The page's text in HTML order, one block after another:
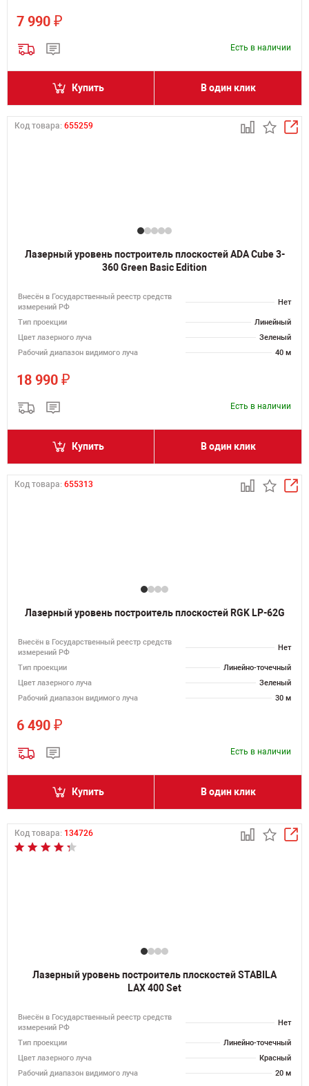
7 990 ₽
Есть в наличии
Купить В один клик
Код товара: 655259
Лазерный уровень построитель плоскостей ADA Cube 3-
360 Green Basic Edition
Внесён в Государственный реестр средств
измерений РФ
Нет
Тип проекции
Линейный
Цвет лазерного луча
Зеленый
Рабочий диапазон видимого луча
40 м
18 990 ₽
Есть в наличии
Купить В один клик
Код товара: 655313
Лазерный уровень построитель плоскостей RGK LP-62G
Внесён в Государственный реестр средств
измерений РФ
Нет
Тип проекции
Линейно-точечный
Цвет лазерного луча
Зеленый
Рабочий диапазон видимого луча
30 м
6 490 ₽
Есть в наличии
Купить В один клик
Код товара: 134726
Лазерный уровень построитель плоскостей STABILA
LAX 400 Set
Внесён в Государственный реестр средств
измерений РФ
Нет
Тип проекции
Линейно-точечный
Цвет лазерного луча
Красный
Рабочий диапазон видимого луча
20 м